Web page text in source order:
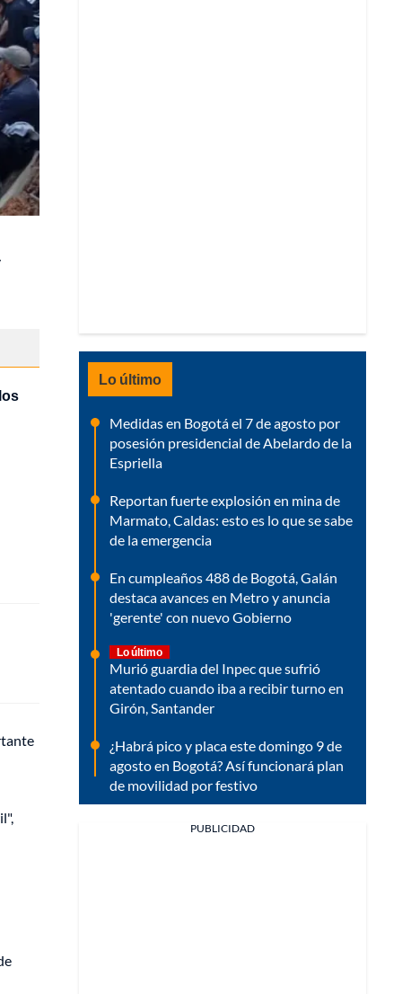
Lo último
Medidas en Bogotá el 7 de agosto por
posesión presidencial de Abelardo de la
Espriella
Reportan fuerte explosión en mina de
Marmato, Caldas: esto es lo que se sabe
de la emergencia
En cumpleaños 488 de Bogotá, Galán
destaca avances en Metro y anuncia
'gerente' con nuevo Gobierno
Lo último
Murió guardia del Inpec que sufrió
atentado cuando iba a recibir turno en
Girón, Santander
¿Habrá pico y placa este domingo 9 de
agosto en Bogotá? Así funcionará plan
de movilidad por festivo
PUBLICIDAD